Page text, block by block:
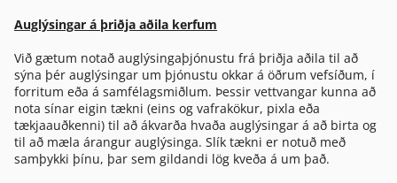
Auglýsingar á þriðja aðila kerfum
Við gætum notað auglýsingaþjónustu frá þriðja aðila til að
sýna þér auglýsingar um þjónustu okkar á öðrum vefsíðum, í
forritum eða á samfélagsmiðlum. Þessir vettvangar kunna að
nota sínar eigin tækni (eins og vafrakökur, pixla eða
tækjaauðkenni) til að ákvarða hvaða auglýsingar á að birta og
til að mæla árangur auglýsinga. Slík tækni er notuð með
samþykki þínu, þar sem gildandi lög kveða á um það.